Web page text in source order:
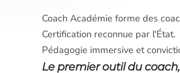
Coach Académie forme des
Certification reconnue par l'État.
Pédagogie immersive et
Le premier outil du